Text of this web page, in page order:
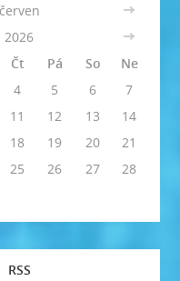
červen
>>
2026
>>
Čt Pá So
Ne
4 5 6
7
11 12 13
14
18 19 20
21
25 26 27
28
RSS